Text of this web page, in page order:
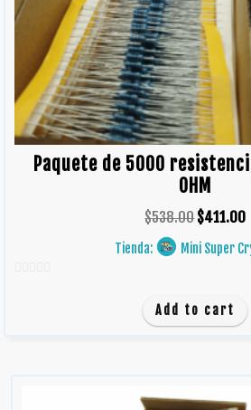
Paquete de 5000
OHM
$538.00$411.00
Tienda: Mini Super
Add to cart